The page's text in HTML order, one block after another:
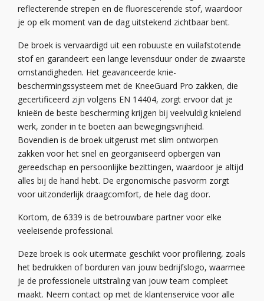
reflecterende strepen en de fluorescerende stof, waardoor
je op elk moment van de dag uitstekend zichtbaar bent.
De broek is vervaardigd uit een robuuste en vuilafstotende
stof en garandeert een lange levensduur onder de zwaarste
omstandigheden. Het geavanceerde knie-
beschermingssysteem met de KneeGuard Pro zakken, die
gecertificeerd zijn volgens EN 14404, zorgt ervoor dat je
knieën de beste bescherming krijgen bij veelvuldig knielend
werk, zonder in te boeten aan bewegingsvrijheid.
Bovendien is de broek uitgerust met slim ontworpen
zakken voor het snel en georganiseerd opbergen van
gereedschap en persoonlijke bezittingen, waardoor je altijd
alles bij de hand hebt. De ergonomische pasvorm zorgt
voor uitzonderlijk draagcomfort, de hele dag door.
Kortom, de 6339 is de betrouwbare partner voor elke
veeleisende professional.
Deze broek is ook uitermate geschikt voor profilering, zoals
het bedrukken of borduren van jouw bedrijfslogo, waarmee
je de professionele uitstraling van jouw team compleet
maakt. Neem contact op met de klantenservice voor alle